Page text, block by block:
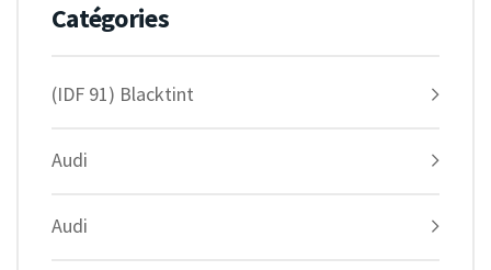
Catégories
(IDF 91) Blacktint
Audi
Audi